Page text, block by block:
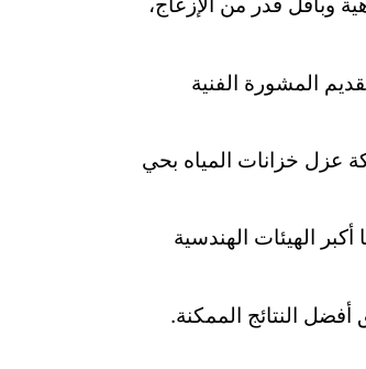
وبأقل قدر من الإزعاج،
المشورة الفنية
عزل خزانات المياه بحي
الهيئات الهندسية
النتائج الممكنة.